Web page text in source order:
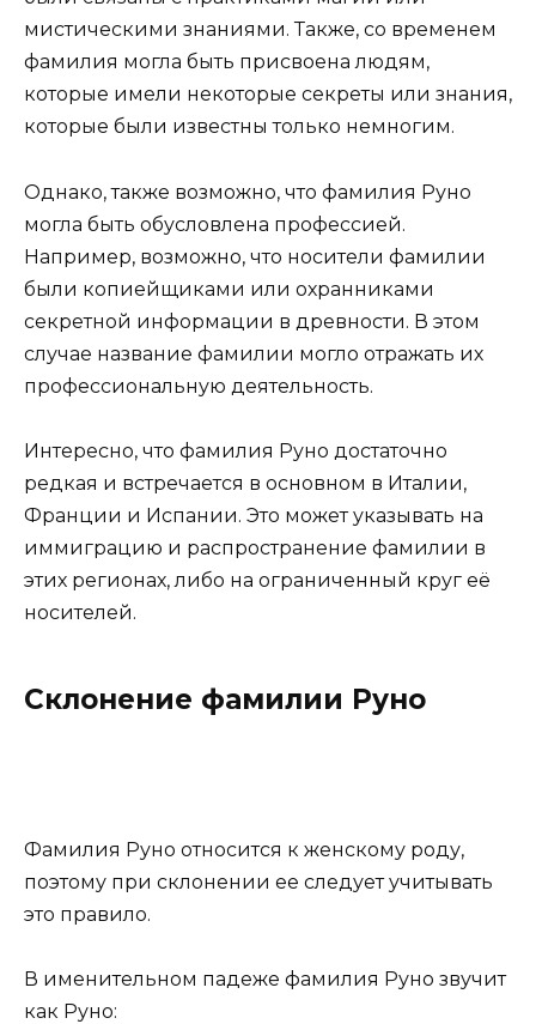
мистическими знаниями. Также, со временем
фамилия могла быть присвоена людям,
которые имели некоторые секреты или знания,
которые были известны только немногим.
Однако, также возможно, что фамилия Руно
могла быть обусловлена профессией.
Например, возможно, что носители фамилии
были копиейщиками или охранниками
секретной информации в древности. В этом
случае название фамилии могло отражать их
профессиональную деятельность.
Интересно, что фамилия Руно достаточно
редкая и встречается в основном в Италии,
Франции и Испании. Это может указывать на
иммиграцию и распространение фамилии в
этих регионах, либо на ограниченный круг её
носителей.
Склонение фамилии Руно
Фамилия Руно относится к женскому роду,
поэтому при склонении ее следует учитывать
это правило.
В именительном падеже фамилия Руно звучит
как Руно: